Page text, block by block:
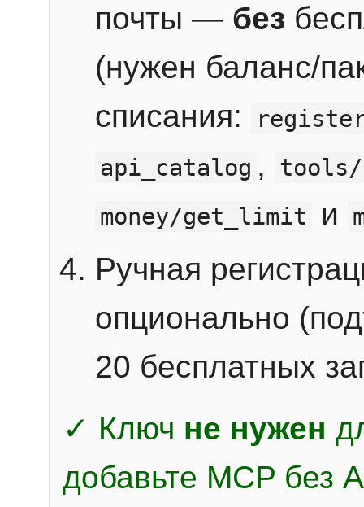
почты — без
(нужен баланс/
списания:
api_catalog ,
money/get_limit
и
Ручная
опционально
20 бесплатных
✓ Ключ не нужен
добавьте MCP без